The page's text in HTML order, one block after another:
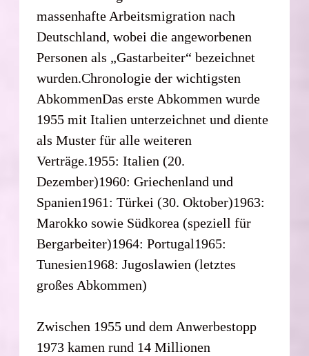
massenhafte Arbeitsmigration nach
Deutschland, wobei die angeworbenen
Personen als „Gastarbeiter“ bezeichnet
wurden.Chronologie der wichtigsten
AbkommenDas erste Abkommen wurde
1955 mit Italien unterzeichnet und diente
als Muster für alle weiteren
Verträge.1955: Italien (20.
Dezember)1960: Griechenland und
Spanien1961: Türkei (30. Oktober)1963:
Marokko sowie Südkorea (speziell für
Bergarbeiter)1964: Portugal1965:
Tunesien1968: Jugoslawien (letztes
großes Abkommen)
Zwischen 1955 und dem Anwerbestopp
1973 kamen rund 14 Millionen